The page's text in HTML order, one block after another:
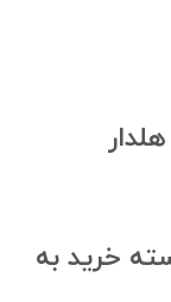
تخفیف به ازای ۲۰ بسته خرید به